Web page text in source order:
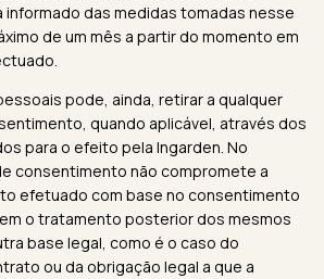
informado das medidas tomadas nesse
de um mês a partir do momento em
pode, ainda, retirar a qualquer
quando aplicável, através dos
para o efeito pela Ingarden. No
consentimento não compromete a
efetuado com base no consentimento
o tratamento posterior dos mesmos
base legal, como é o caso do
ou da obrigação legal a que a